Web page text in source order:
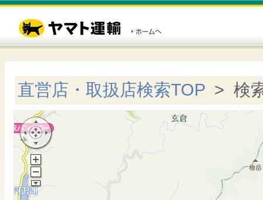
直営店・取扱店検索TOP > 検